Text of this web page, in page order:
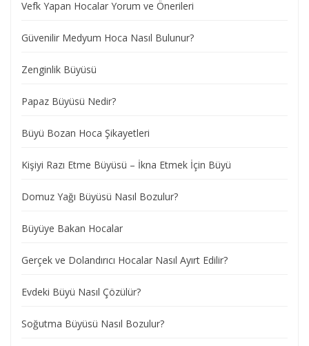
Vefk Yapan Hocalar Yorum ve Önerileri
Güvenilir Medyum Hoca Nasıl Bulunur?
Zenginlik Büyüsü
Papaz Büyüsü Nedir?
Büyü Bozan Hoca Şikayetleri
Kişiyi Razı Etme Büyüsü – İkna Etmek İçin Büyü
Domuz Yağı Büyüsü Nasıl Bozulur?
Büyüye Bakan Hocalar
Gerçek ve Dolandırıcı Hocalar Nasıl Ayırt Edilir?
Evdeki Büyü Nasıl Çözülür?
Soğutma Büyüsü Nasıl Bozulur?